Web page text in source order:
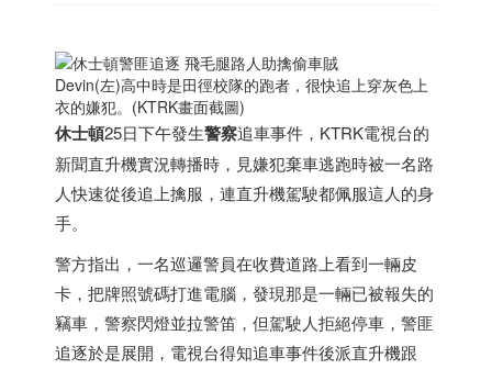
Devin(左)高中時是田徑校隊的跑者，很快追上穿灰色上
衣的嫌犯。(KTRK畫面截圖)
休士頓25日下午發生警察追車事件，KTRK電視台的
新聞直升機實況轉播時，見嫌犯棄車逃跑時被一名路
人快速從後追上擒服，連直升機駕駛都佩服這人的身
手。
警方指出，一名巡邏警員在收費道路上看到一輛皮
卡，把牌照號碼打進電腦，發現那是一輛已被報失的
竊車，警察閃燈並拉警笛，但駕駛人拒絕停車，警匪
追逐於是展開，電視台得知追車事件後派直升機跟